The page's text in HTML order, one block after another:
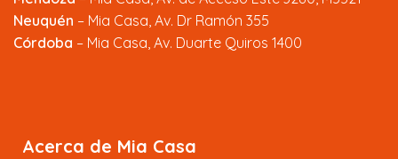
Neuquén – Mia Casa, Av. Dr Ramón 355
Córdoba – Mia Casa, Av. Duarte Quiros 1400
Acerca de Mia Casa